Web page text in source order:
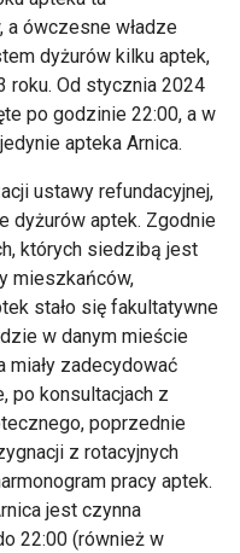
a ówczesne władze
dyżurów kilku aptek,
roku. Od stycznia 2024
po godzinie 22:00, a w
apteka Arnica.
ustawy refundacyjnej,
dyżurów aptek. Zgodnie
których siedzibą jest
mieszkańców,
stało się fakultatywne
w danym mieście
miały zadecydować
po konsultacjach z
poprzednie
z rotacyjnych
pracy aptek.
jest czynna
22:00 (również w